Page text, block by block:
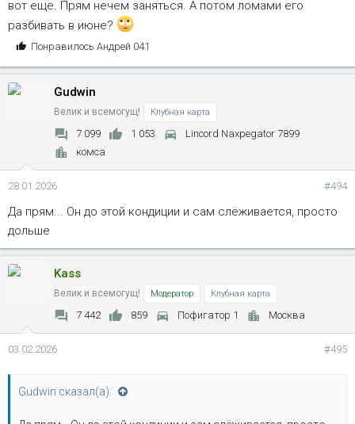
вот еще. Прям нечем заняться. А потом ломами его
разбивать в июне?
С
м
:
Понравилось Андрей 041
Gudwin
Велик и всемогущ! Клубная карта
7 099 1 053
Lincord Naxpegator 7899
комса
28.01.2026 #494
Да прям... Он до этой кондиции и сам слёживается, просто
дольше
Kass
Велик и всемогущ! Модератор Клубная карта
7 442 859 Пофигатор 1 Москва
03.02.2026 #495
Gudwin сказал(а):